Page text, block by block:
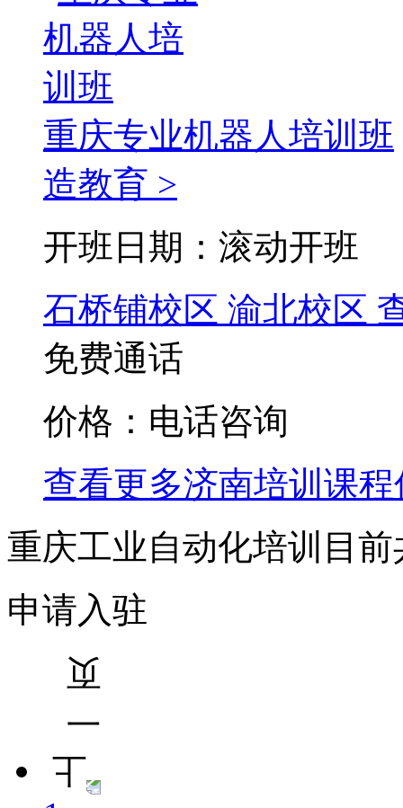
重庆专业机器人培训班
造教育 >
开班日期：滚动开班
石桥铺校区 渝北校区
免费通话
价格：电话咨询
查看更多济南培训课程
重庆工业自动化培训目
申请入驻